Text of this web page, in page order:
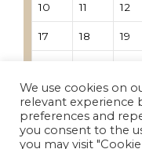
10 11 12
17 18 19
31
« Јун
We use cookies on
relevant experience
preferences and
you consent to the
you may visit